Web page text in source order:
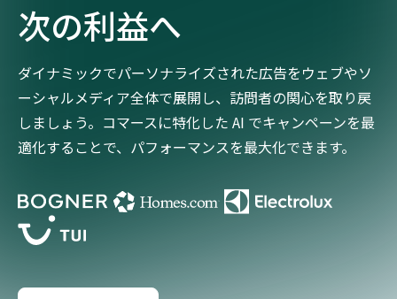
次の利益へ
ダイナミックでパーソナライズされた広告をウェブやソ
ーシャルメディア全体で展開し、訪問者の関心を取り戻
しましょう。コマースに特化した AI でキャンペーンを最
適化することで、パフォーマンスを最大化できます。